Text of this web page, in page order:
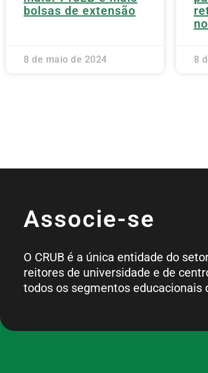
bolsas de extensão
8 de maio de 2024 8
Associe-se
O CRUB é a única entidade do
reitores de universidade e de
todos os segmentos educacionais